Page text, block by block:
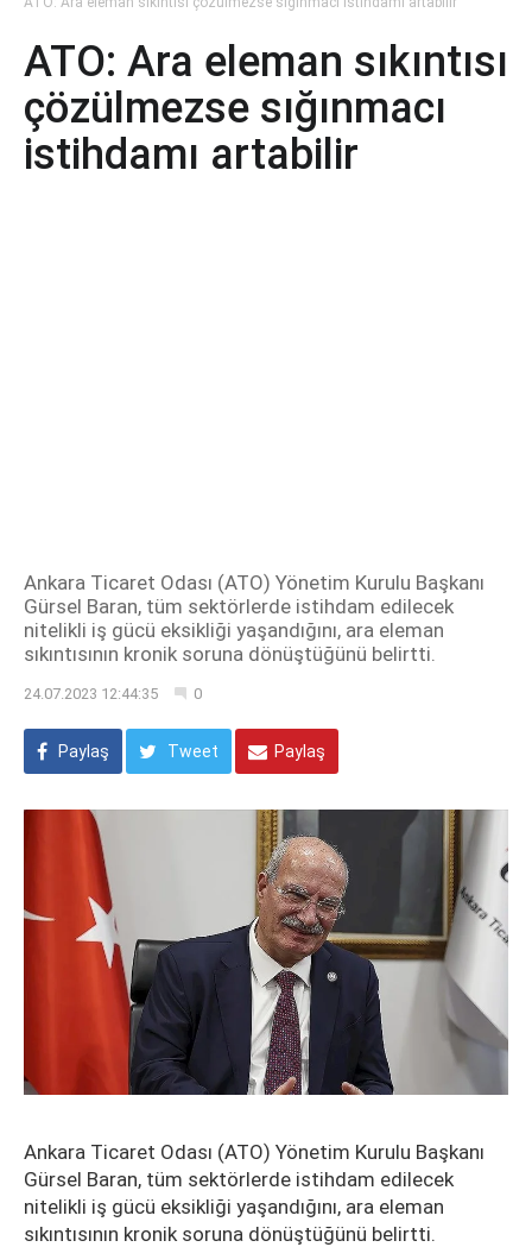
ATO: Ara eleman sıkıntısı
çözülmezse sığınmacı
istihdamı artabilir
Ankara Ticaret Odası (ATO) Yönetim Kurulu Başkanı
Gürsel Baran, tüm sektörlerde istihdam edilecek
nitelikli iş gücü eksikliği yaşandığını, ara eleman
sıkıntısının kronik soruna dönüştüğünü belirtti.
24.07.2023 12:44:35 0
Paylaş Tweet Paylaş
Ankara Ticaret Odası (ATO) Yönetim Kurulu Başkanı
Gürsel Baran, tüm sektörlerde istihdam edilecek
nitelikli iş gücü eksikliği yaşandığını, ara eleman
sıkıntısının kronik soruna dönüştüğünü belirtti.